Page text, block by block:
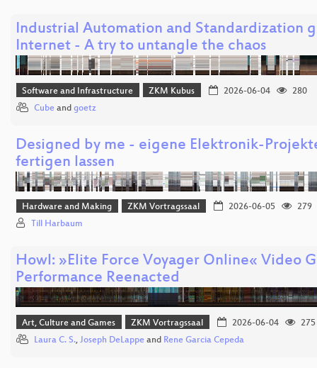
Industrial Automation and Standardization
Internet - A try to untangle the chaos
Software and Infrastructure ZKM Kubus 2026-06-04
280
Cube and goetz
Designed by me - eigene Elektronik-
fertigen lassen
Hardware and Making ZKM Vortragssaal 2026-06-05
279
Till Harbaum
Howl: »Elite Force Voyager Online« Video
Performance Reenacted
Art, Culture and Games ZKM Vortragssaal 2026-06-04
275
Laura C. S., Joseph DeLappe and Rene Garcia Cepeda